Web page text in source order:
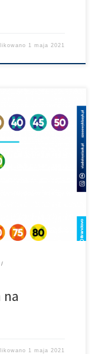
1 maja 2021
PRO na
1 maja 2021